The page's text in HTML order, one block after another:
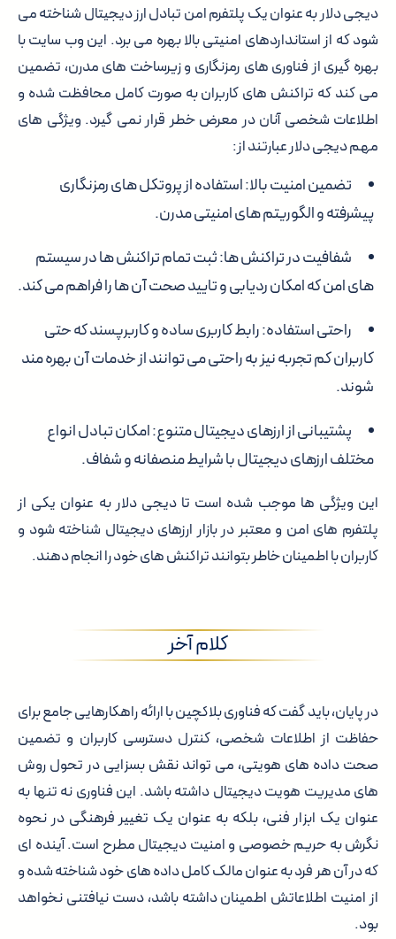
دیجی دلار به عنوان یک پلتفرم امن تبادل ارز دیجیتال شناخته می
شود که از استانداردهای امنیتی بالا بهره می برد. این وب سایت با
بهره گیری از فناوری های رمزنگاری و زیرساخت های مدرن، تضمین
می کند که تراکنش های کاربران به صورت کامل محافظت شده و
اطلاعات شخصی آنان در معرض خطر قرار نمی گیرد. ویژگی های
مهم دیجی دلار عبارتند از:
تضمین امنیت بالا: استفاده از پروتکل های رمزنگاری
پیشرفته و الگوریتم های امنیتی مدرن.
شفافیت در تراکنش ها: ثبت تمام تراکنش ها در سیستم
های امن که امکان ردیابی و تایید صحت آن ها را فراهم می کند.
راحتی استفاده: رابط کاربری ساده و کاربرپسند که حتی
کاربران کم تجربه نیز به راحتی می توانند از خدمات آن بهره مند
شوند.
پشتیبانی از ارزهای دیجیتال متنوع: امکان تبادل انواع
مختلف ارزهای دیجیتال با شرایط منصفانه و شفاف.
این ویژگی ها موجب شده است تا دیجی دلار به عنوان یکی از
پلتفرم های امن و معتبر در بازار ارزهای دیجیتال شناخته شود و
کاربران با اطمینان خاطر بتوانند تراکنش های خود را انجام دهند.
کلام آخر
در پایان، باید گفت که فناوری بلاکچین با ارائه راهکارهایی جامع برای
حفاظت از اطلاعات شخصی، کنترل دسترسی کاربران و تضمین
صحت داده های هویتی، می تواند نقش بسزایی در تحول روش
های مدیریت هویت دیجیتال داشته باشد. این فناوری نه تنها به
عنوان یک ابزار فنی، بلکه به عنوان یک تغییر فرهنگی در نحوه
نگرش به حریم خصوصی و امنیت دیجیتال مطرح است. آینده ای
که در آن هر فرد به عنوان مالک کامل داده های خود شناخته شده و
از امنیت اطلاعاتش اطمینان داشته باشد، دست نیافتنی نخواهد
بود.